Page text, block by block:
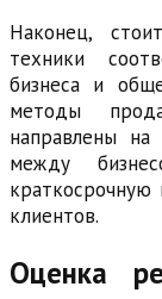
Наконец,
техники
бизнеса и
методы
направлены на
между
клиентов.
Оценка